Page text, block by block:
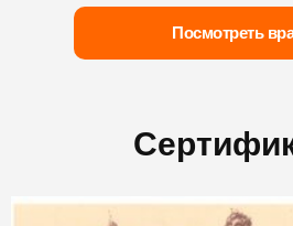
Посмотреть